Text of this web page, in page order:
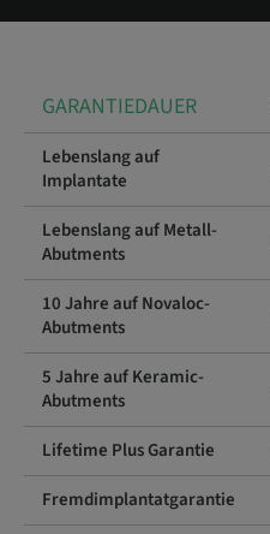
GARANTIEDAUER
Lebenslang auf
Implantate
Lebenslang auf Metall-
Abutments
10 Jahre auf Novaloc-
Abutments
5 Jahre auf Keramic-
Abutments
Lifetime Plus Garantie
Fremdimplantatgarantie